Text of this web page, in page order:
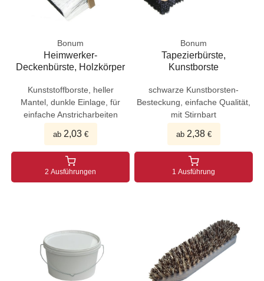
Bonum
Heimwerker-
Deckenbürste, Holzkörper
Kunststoffborste, heller
Mantel, dunkle Einlage, für
einfache Anstricharbeiten
ab 2,03€
2 Ausführungen
Bonum
Tapezierbürste,
Kunstborste
schwarze Kunstborsten-
Besteckung, einfache Qualität,
mit Stirnbart
ab 2,38€
1 Ausführung